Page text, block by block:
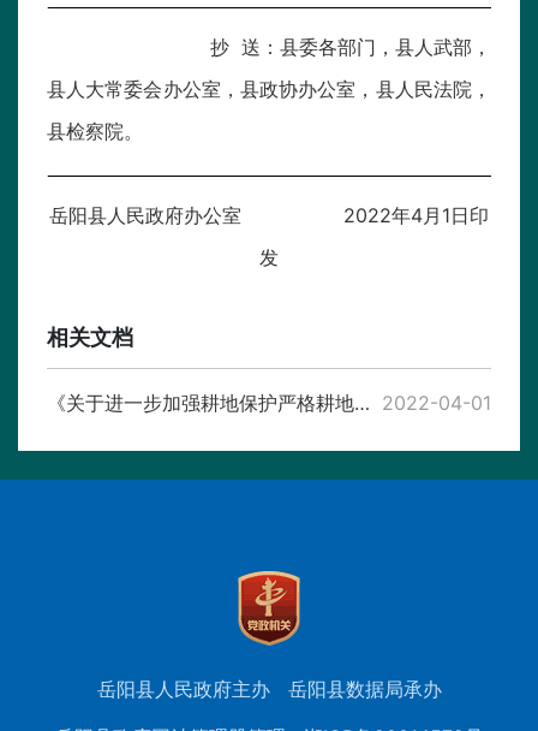
抄 送：县委各部门，县人武部，
县人大常委会办公室，县政协办公室，县人民法院，
县检察院。
岳阳县人民政府办公室 2022年4月1日印
发
相关文档
《关于进一步加强耕地保护严格耕地用途管制稳定粮食生产的通知》政策解读 2022-04-01
岳阳县人民政府主办
岳阳县数据局承办